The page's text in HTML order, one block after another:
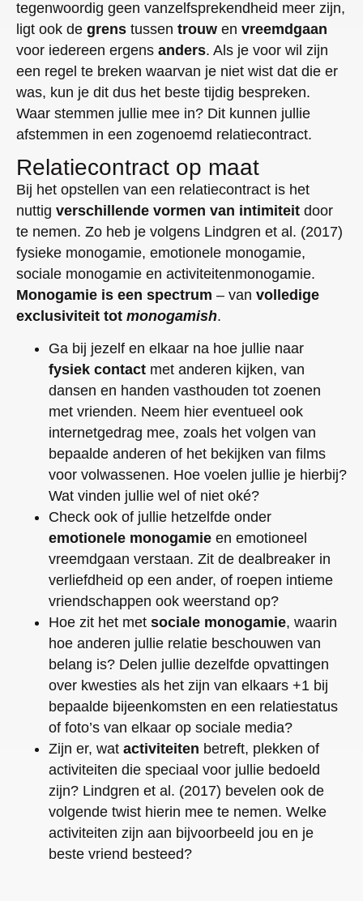
tegenwoordig geen vanzelfsprekendheid meer zijn,
ligt ook de grens tussen trouw en vreemdgaan
voor iedereen ergens anders. Als je voor wil zijn
een regel te breken waarvan je niet wist dat die er
was, kun je dit dus het beste tijdig bespreken.
Waar stemmen jullie mee in? Dit kunnen jullie
afstemmen in een zogenoemd relatiecontract.
Relatiecontract op maat
Bij het opstellen van een relatiecontract is het
nuttig verschillende vormen van intimiteit door
te nemen. Zo heb je volgens Lindgren et al. (2017)
fysieke monogamie, emotionele monogamie,
sociale monogamie en activiteitenmonogamie.
Monogamie is een spectrum – van volledige
exclusiviteit tot monogamish.
Ga bij jezelf en elkaar na hoe jullie naar
fysiek contact met anderen kijken, van
dansen en handen vasthouden tot zoenen
met vrienden. Neem hier eventueel ook
internetgedrag mee, zoals het volgen van
bepaalde anderen of het bekijken van films
voor volwassenen. Hoe voelen jullie je hierbij?
Wat vinden jullie wel of niet oké?
Check ook of jullie hetzelfde onder
emotionele monogamie en emotioneel
vreemdgaan verstaan. Zit de dealbreaker in
verliefdheid op een ander, of roepen intieme
vriendschappen ook weerstand op?
Hoe zit het met sociale monogamie, waarin
hoe anderen jullie relatie beschouwen van
belang is? Delen jullie dezelfde opvattingen
over kwesties als het zijn van elkaars +1 bij
bepaalde bijeenkomsten en een relatiestatus
of foto’s van elkaar op sociale media?
Zijn er, wat activiteiten betreft, plekken of
activiteiten die speciaal voor jullie bedoeld
zijn? Lindgren et al. (2017) bevelen ook de
volgende twist hierin mee te nemen. Welke
activiteiten zijn aan bijvoorbeeld jou en je
beste vriend besteed?